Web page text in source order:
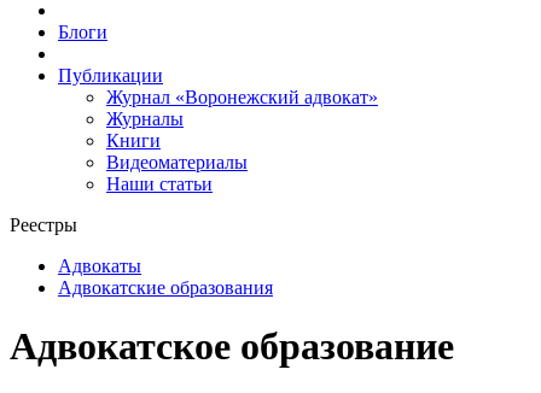
Блоги
Публикации
Журнал «Воронежский адвокат»
Журналы
Книги
Видеоматериалы
Наши статьи
Реестры
Адвокаты
Адвокатские образования
Адвокатское образование